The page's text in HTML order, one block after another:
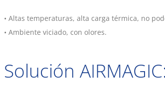
• Altas temperaturas, alta carga térmica, no
• Ambiente viciado, con olores.
Solución AIRMAGIC: